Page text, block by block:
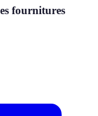
fournitures